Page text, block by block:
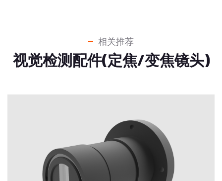
相关推荐
视觉检测配件(定焦/变焦镜头)